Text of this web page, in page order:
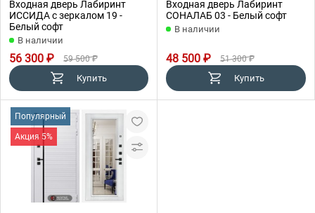
Входная дверь Лабиринт
ИССИДА с зеркалом 19 -
Белый софт
В наличии
56 300 ₽ 59 500 ₽
Купить
Входная дверь Лабиринт
СОНАЛАБ 03 - Белый софт
В наличии
48 500 ₽ 51 300 ₽
Купить
Популярный
Акция 5%